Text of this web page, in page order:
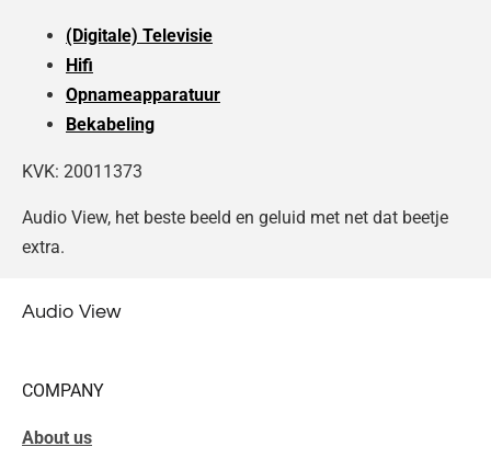
(Digitale) Televisie
Hifi
Opnameapparatuur
Bekabeling
KVK: 20011373
Audio View, het beste beeld en geluid met net dat beetje
extra.
Audio View
COMPANY
About us